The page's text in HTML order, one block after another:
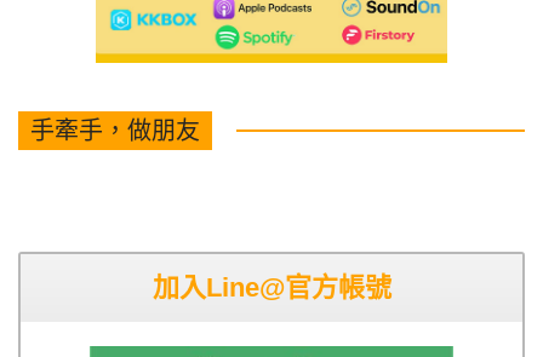
手牽手，做朋友
加入Line@官方帳號